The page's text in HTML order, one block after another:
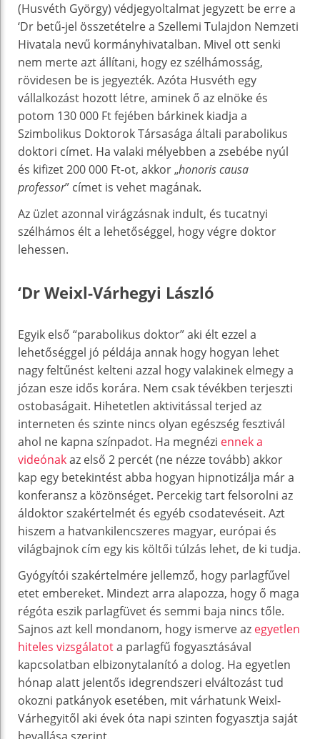
(Husvéth György) védjegyoltalmat jegyzett be erre a
‘Dr betű-jel összetételre a Szellemi Tulajdon Nemzeti
Hivatala nevű kormányhivatalban. Mivel ott senki
nem merte azt állítani, hogy ez szélhámosság,
rövidesen be is jegyezték. Azóta Husvéth egy
vállalkozást hozott létre, aminek ő az elnöke és
potom 130 000 Ft fejében bárkinek kiadja a
Szimbolikus Doktorok Társasága általi parabolikus
doktori címet. Ha valaki mélyebben a zsebébe nyúl
és kifizet 200 000 Ft-ot, akkor „honoris causa
professor” címet is vehet magának.
Az üzlet azonnal virágzásnak indult, és tucatnyi
szélhámos élt a lehetőséggel, hogy végre doktor
lehessen.
‘Dr Weixl-Várhegyi László
Egyik első “parabolikus doktor” aki élt ezzel a
lehetőséggel jó példája annak hogy hogyan lehet
nagy feltűnést kelteni azzal hogy valakinek elmegy a
józan esze idős korára. Nem csak tévékben terjeszti
ostobaságait. Hihetetlen aktivitással terjed az
interneten és szinte nincs olyan egészség fesztivál
ahol ne kapna színpadot. Ha megnézi ennek a
videónakaz első 2 percét (ne nézze tovább) akkor
kap egy betekintést abba hogyan hipnotizálja már a
konferansz a közönséget. Percekig tart felsorolni az
áldoktor szakértelmét és egyéb csodatevéseit. Azt
hiszem a hatvankilencszeres magyar, európai és
világbajnok cím egy kis költői túlzás lehet, de ki tudja.
Gyógyítói szakértelmére jellemző, hogy parlagfűvel
etet embereket. Mindezt arra alapozza, hogy ő maga
régóta eszik parlagfüvet és semmi baja nincs tőle.
Sajnos azt kell mondanom, hogy ismerve az egyetlen
hiteles vizsgálatota parlagfű fogyasztásával
kapcsolatban elbizonytalanító a dolog. Ha egyetlen
hónap alatt jelentős idegrendszeri elváltozást tud
okozni patkányok esetében, mit várhatunk Weixl-
Várhegyitől aki évek óta napi szinten fogyasztja saját